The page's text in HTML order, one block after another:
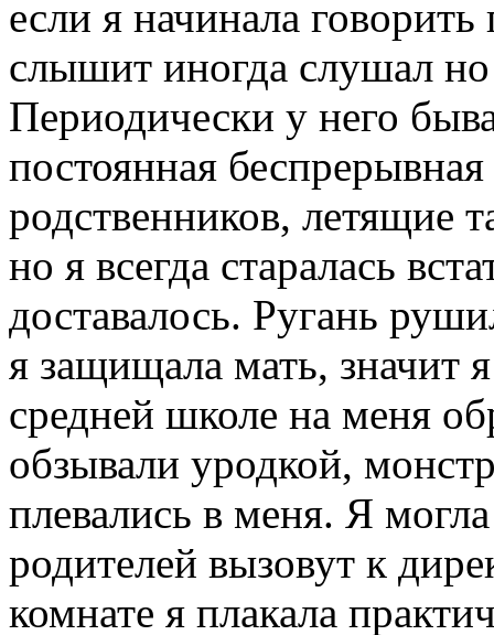
если я начинала
слышит иногда слушал но
Периодически у него
постоянная
родственников, летящие
но я всегда старалась
доставалось. Ругань
я защищала мать, значит
средней школе на меня
обзывали уродкой,
плевались в меня. Я
родителей вызовут к
комнате я плакала